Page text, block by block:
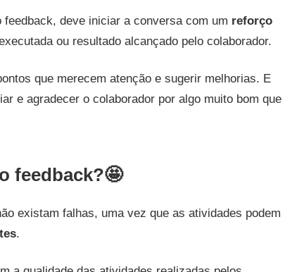
deve iniciar a conversa com um reforço
ou resultado alcançado pelo colaborador.
que merecem atenção e sugerir melhorias. E
e agradecer o colaborador por algo muito bom que
feedback?🤩
existam falhas, uma vez que as atividades podem
.